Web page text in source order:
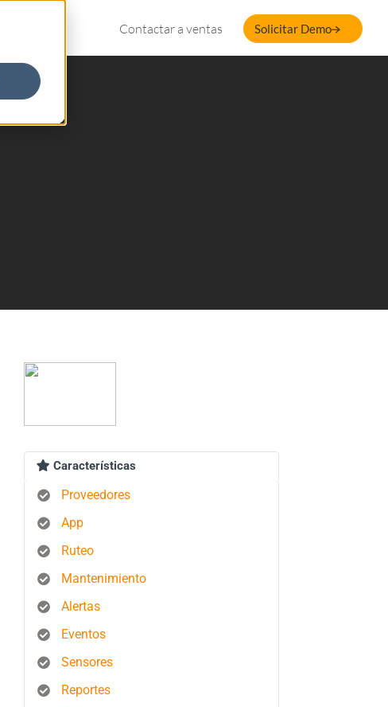
Contactar a ventas Solicitar Demo
Características
Proveedores
App
Ruteo
Mantenimiento
Alertas
Eventos
Sensores
Reportes